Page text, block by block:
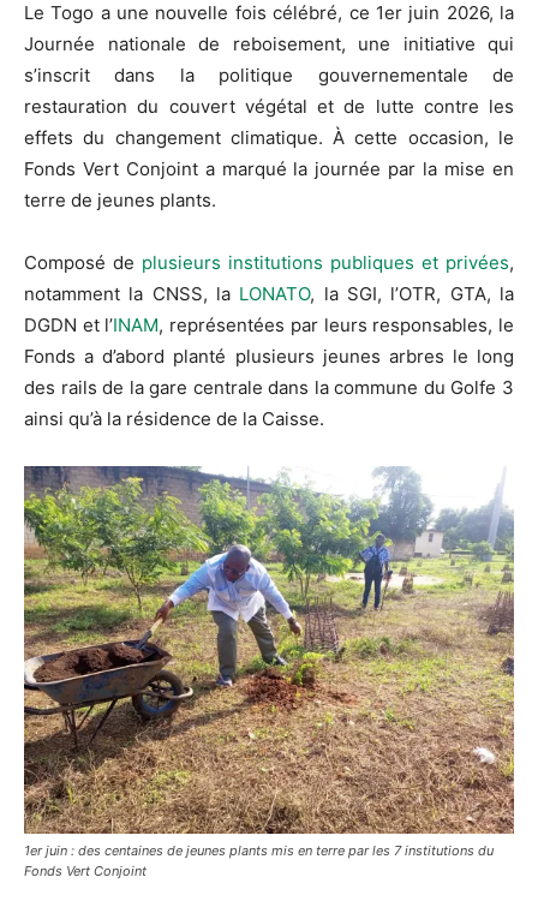
Le Togo a une nouvelle fois célébré, ce 1er juin 2026, la
Journée nationale de reboisement, une initiative qui
s’inscrit dans la politique gouvernementale de
restauration du couvert végétal et de lutte contre les
effets du changement climatique. À cette occasion, le
Fonds Vert Conjoint a marqué la journée par la mise en
terre de jeunes plants.
Composé de plusieurs institutions publiques et privées,
notamment la CNSS, la LONATO, la SGI, l’OTR, GTA, la
DGDN et l’INAM, représentées par leurs responsables, le
Fonds a d’abord planté plusieurs jeunes arbres le long
des rails de la gare centrale dans la commune du Golfe 3
ainsi qu’à la résidence de la Caisse.
1er juin : des centaines de jeunes plants mis en terre par les 7 institutions du
Fonds Vert Conjoint